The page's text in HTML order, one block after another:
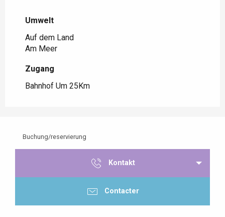
Umwelt
Umwelt
Auf dem Land
Am Meer
Zugang
Zugang
Bahnhof Um 25Km
Buchung/reservierung
Kontakt
Contacter